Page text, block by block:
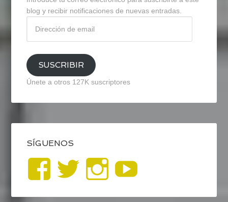
blog y recibir notificaciones de nuevas entradas.
email
SUSCRIBIR
Únete a otros 127K suscriptores
SÍGUENOS
Ver
perfil
Ver
perfil
Ver
perfil